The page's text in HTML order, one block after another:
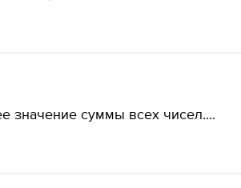
значение суммы всех чисел....